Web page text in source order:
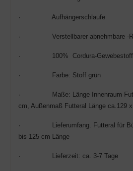
· Aufhängerschlaufe
· Verstellbarer abnehmbare -
· 100% Cordura-Gewebestoff
· Farbe: Stoff grün
· Maße: Länge Innenraum
cm, Außenmaß Futteral Länge ca.129
· Lieferumfang. Futteral für
bis 125 cm Länge
· Lieferzeit: ca. 3-7 Tage